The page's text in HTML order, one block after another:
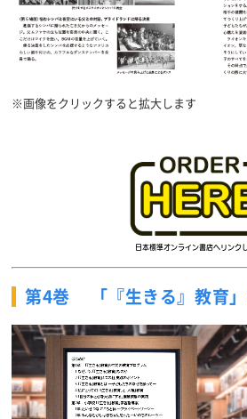
※画像をクリックすると拡大します
第4巻 「『生きる』教育